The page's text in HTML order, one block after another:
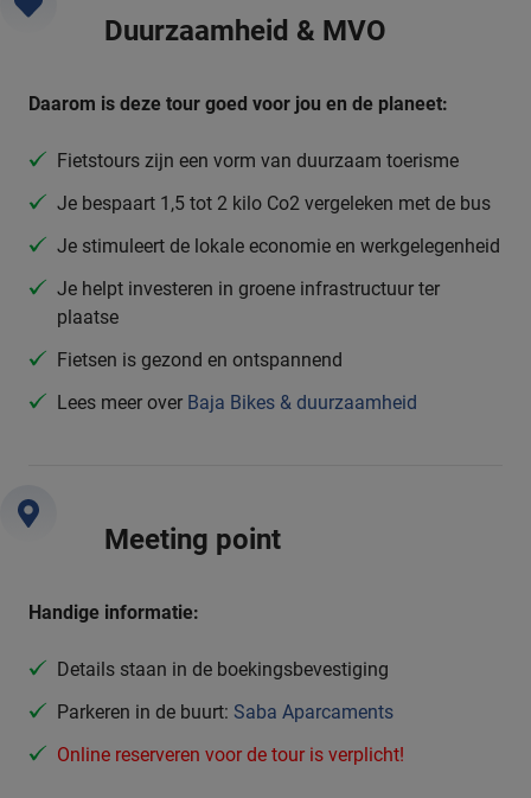
Duurzaamheid & MVO
Daarom is deze tour goed voor jou en de planeet:
Fietstours zijn een vorm van duurzaam toerisme
Je bespaart 1,5 tot 2 kilo Co2 vergeleken met de bus
Je stimuleert de lokale economie en werkgelegenheid
Je helpt investeren in groene infrastructuur ter
plaatse
Fietsen is gezond en ontspannend
Lees meer over Baja Bikes & duurzaamheid
Meeting point
Handige informatie:
Details staan in de boekingsbevestiging
Parkeren in de buurt: Saba Aparcaments
Online reserveren voor de tour is verplicht!